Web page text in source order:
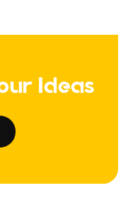
Ideas